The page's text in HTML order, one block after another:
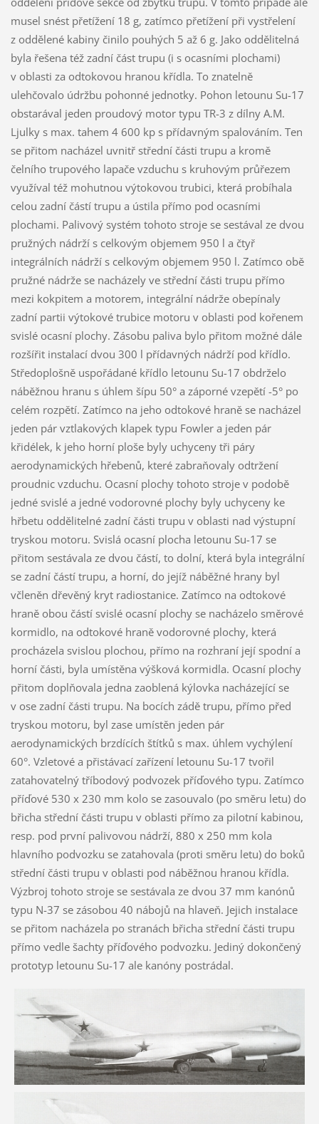
musel snést přetížení 18 g, zatímco přetížení při vystřelení
z oddělené kabiny činilo pouhých 5 až 6 g. Jako oddělitelná
byla řešena též zadní část trupu (i s ocasními plochami)
v oblasti za odtokovou hranou křídla. To znatelně
ulehčovalo údržbu pohonné jednotky. Pohon letounu Su-17
obstarával jeden proudový motor typu TR-3 z dílny A.M.
Ljulky s max. tahem 4 600 kp s přídavným spalováním. Ten
se přitom nacházel uvnitř střední části trupu a kromě
čelního trupového lapače vzduchu s kruhovým průřezem
využíval též mohutnou výtokovou trubici, která probíhala
celou zadní částí trupu a ústila přímo pod ocasními
plochami. Palivový systém tohoto stroje se sestával ze dvou
pružných nádrží s celkovým objemem 950 l a čtyř
integrálních nádrží s celkovým objemem 950 l. Zatímco obě
pružné nádrže se nacházely ve střední části trupu přímo
mezi kokpitem a motorem, integrální nádrže obepínaly
zadní partii výtokové trubice motoru v oblasti pod kořenem
svislé ocasní plochy. Zásobu paliva bylo přitom možné dále
rozšířit instalací dvou 300 l přídavných nádrží pod křídlo.
Středoplošně uspořádané křídlo letounu Su-17 obdrželo
náběžnou hranu s úhlem šípu 50° a záporné vzepětí -5° po
celém rozpětí. Zatímco na jeho odtokové hraně se nacházel
jeden pár vztlakových klapek typu Fowler a jeden pár
křidélek, k jeho horní ploše byly uchyceny tři páry
aerodynamických hřebenů, které zabraňovaly odtržení
proudnic vzduchu. Ocasní plochy tohoto stroje v podobě
jedné svislé a jedné vodorovné plochy byly uchyceny ke
hřbetu oddělitelné zadní části trupu v oblasti nad výstupní
tryskou motoru. Svislá ocasní plocha letounu Su-17 se
přitom sestávala ze dvou částí, to dolní, která byla integrální
se zadní částí trupu, a horní, do jejíž náběžné hrany byl
včleněn dřevěný kryt radiostanice. Zatímco na odtokové
hraně obou částí svislé ocasní plochy se nacházelo směrové
kormidlo, na odtokové hraně vodorovné plochy, která
procházela svislou plochou, přímo na rozhraní její spodní a
horní části, byla umístěna výšková kormidla. Ocasní plochy
přitom doplňovala jedna zaoblená kýlovka nacházející se
v ose zadní části trupu. Na bocích zádě trupu, přímo před
tryskou motoru, byl zase umístěn jeden pár
aerodynamických brzdících štítků s max. úhlem vychýlení
60°. Vzletové a přistávací zařízení letounu Su-17 tvořil
zatahovatelný tříbodový podvozek příďového typu. Zatímco
příďové 530 x 230 mm kolo se zasouvalo (po směru letu) do
břicha střední části trupu v oblasti přímo za pilotní kabinou,
resp. pod první palivovou nádrží, 880 x 250 mm kola
hlavního podvozku se zatahovala (proti směru letu) do boků
střední části trupu v oblasti pod náběžnou hranou křídla.
Výzbroj tohoto stroje se sestávala ze dvou 37 mm kanónů
typu N-37 se zásobou 40 nábojů na hlaveň. Jejich instalace
se přitom nacházela po stranách břicha střední části trupu
přímo vedle šachty příďového podvozku. Jediný dokončený
prototyp letounu Su-17 ale kanóny postrádal.